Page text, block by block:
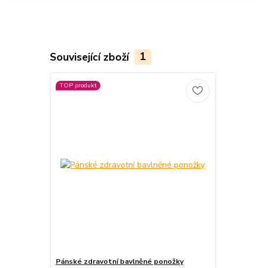
Související zboží 1
TOP produkt
Pánské zdravotní bavlněné ponožky